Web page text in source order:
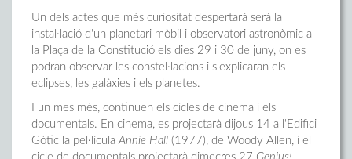
Un dels actes que més curiositat despertarà serà la
instal·lació d'un planetari mòbil i observatori astronòmic a
la Plaça de la Constitució els dies 29 i 30 de juny, on es
podran observar les constel·lacions i s'explicaran els
eclipses, les galàxies i els planetes.
I un mes més, continuen els cicles de cinema i els
documentals. En cinema, es projectarà dijous 14 a l'Edifici
Gòtic la pel·lículaAnnie Hall (1977), de Woody Allen, i el